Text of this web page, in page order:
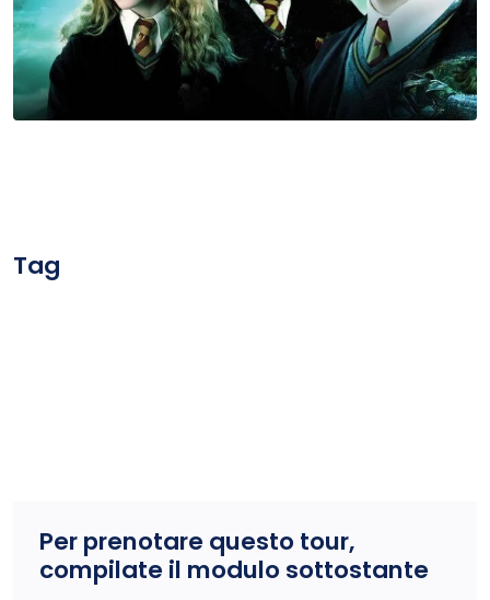
Tag
Per prenotare questo tour,
compilate il modulo sottostante